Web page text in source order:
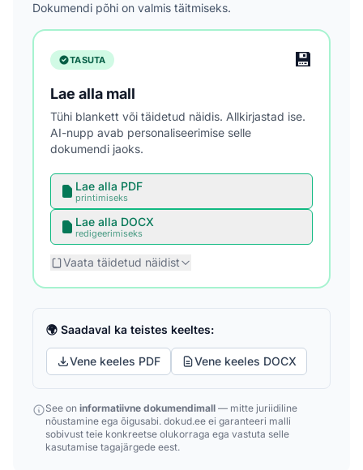
Dokumendi põhi on valmis täitmiseks.
TASUTA 💾
Lae alla mall
Tühi blankett või täidetud näidis. Allkirjastad ise.
AI-nupp avab personaliseerimise selle
dokumendi jaoks.
Lae alla PDF
printimiseks
Lae alla DOCX
redigeerimiseks
Vaata täidetud näidist
🌍 Saadaval ka teistes keeltes:
Vene keeles PDF Vene keeles DOCX
See on informatiivne dokumendimall — mitte juriidiline
nõustamine ega õigusabi. dokud.ee ei garanteeri malli
sobivust teie konkreetse olukorraga ega vastuta selle
kasutamise tagajärgede eest.